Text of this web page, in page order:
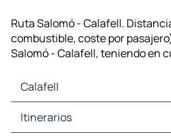
Ruta Salomó - Calafell.
combustible, coste por
Salomó - Calafell, teniendo en
Calafell
Calafell Mapas Planos
Calafell Trafico
Itinerarios